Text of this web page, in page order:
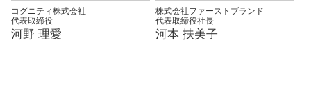
コグニティ株式会社
代表取締役
河野 理愛
株式会社ファーストブランド
代表取締役社長
河本 扶美子